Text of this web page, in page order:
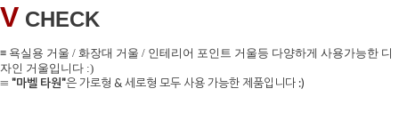
V CHECK
≡ 욕실용 거울 / 화장대 거울 / 인테리어 포인트 거울등 다양하게 사용가능한 디
자인 거울입니다 :)
≡ "마벨 타원"은 가로형 & 세로형 모두 사용 가능한 제품입니다 :)